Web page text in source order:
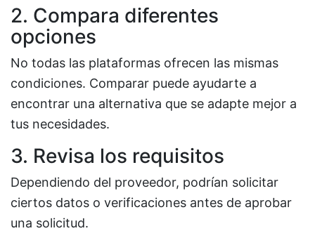
2. Compara diferentes
opciones
No todas las plataformas ofrecen las mismas
condiciones. Comparar puede ayudarte a
encontrar una alternativa que se adapte mejor a
tus necesidades.
3. Revisa los requisitos
Dependiendo del proveedor, podrían solicitar
ciertos datos o verificaciones antes de aprobar
una solicitud.